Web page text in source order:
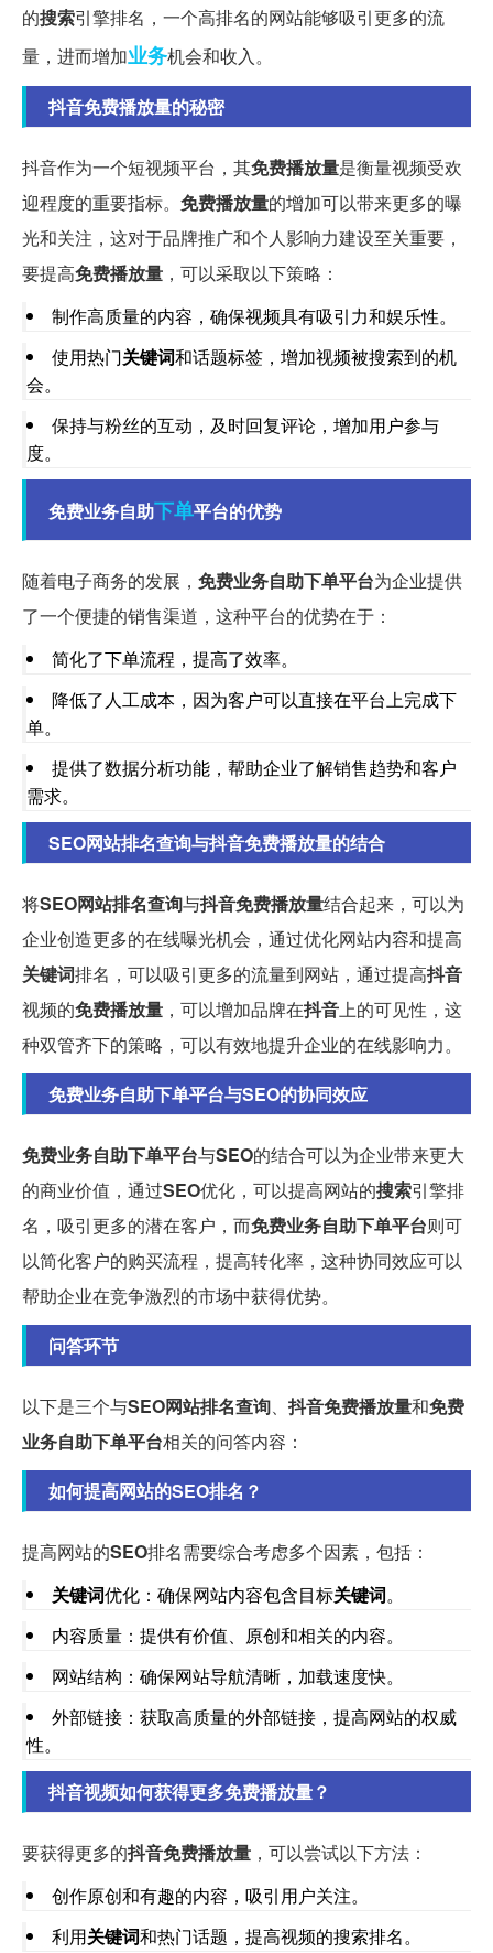
的搜索引擎排名，一个高排名的网站能够吸引更多的流
量，进而增加业务机会和收入。
抖音免费播放量的秘密
抖音作为一个短视频平台，其免费播放量是衡量视频受欢
迎程度的重要指标。 免费播放量的增加可以带来更多的曝
光和关注，这对于品牌推广和个人影响力建设至关重要，
要提高免费播放量 ，可以采取以下策略：
制作高质量的内容，确保视频具有吸引力和娱乐性。
使用热门关键词和话题标签，增加视频被搜索到的机
会。
保持与粉丝的互动，及时回复评论，增加用户参与
度。
免费业务自助下单平台的优势
随着电子商务的发展， 免费业务自助下单平台为企业提供
了一个便捷的销售渠道，这种平台的优势在于：
简化了下单流程，提高了效率。
降低了人工成本，因为客户可以直接在平台上完成下
单。
提供了数据分析功能，帮助企业了解销售趋势和客户
需求。
SEO网站排名查询与抖音免费播放量的结合
将SEO网站排名查询与抖音免费播放量结合起来，可以为
企业创造更多的在线曝光机会，通过优化网站内容和提高
关键词排名，可以吸引更多的流量到网站，通过提高抖音
视频的免费播放量 ，可以增加品牌在抖音上的可见性，这
种双管齐下的策略，可以有效地提升企业的在线影响力。
免费业务自助下单平台与SEO的协同效应
免费业务自助下单平台与SEO的结合可以为企业带来更大
的商业价值，通过SEO优化，可以提高网站的搜索引擎排
名，吸引更多的潜在客户，而免费业务自助下单平台则可
以简化客户的购买流程，提高转化率，这种协同效应可以
帮助企业在竞争激烈的市场中获得优势。
问答环节
以下是三个与SEO网站排名查询、 抖音免费播放量和免费
业务自助下单平台相关的问答内容：
如何提高网站的SEO排名？
提高网站的SEO排名需要综合考虑多个因素，包括：
关键词优化：确保网站内容包含目标关键词。
内容质量：提供有价值、原创和相关的内容。
网站结构：确保网站导航清晰，加载速度快。
外部链接：获取高质量的外部链接，提高网站的权威
性。
抖音视频如何获得更多免费播放量？
要获得更多的抖音免费播放量 ，可以尝试以下方法：
创作原创和有趣的内容，吸引用户关注。
利用关键词和热门话题，提高视频的搜索排名。